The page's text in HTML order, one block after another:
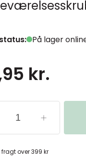
På lager
kr.
fragt over 399 kr